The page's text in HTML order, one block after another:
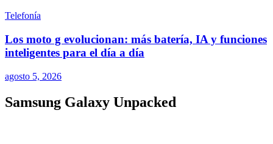
Telefonía
Los moto g evolucionan: más batería, IA y funciones
inteligentes para el día a día
agosto 5, 2026
Samsung Galaxy Unpacked